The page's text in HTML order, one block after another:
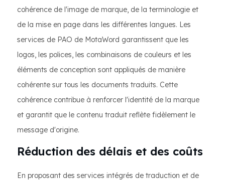
cohérence de l'image de marque, de la terminologie et
de la mise en page dans les différentes langues. Les
services de PAO de MotaWord garantissent que les
logos, les polices, les combinaisons de couleurs et les
éléments de conception sont appliqués de manière
cohérente sur tous les documents traduits. Cette
cohérence contribue à renforcer l'identité de la marque
et garantit que le contenu traduit reflète fidèlement le
message d'origine.
Réduction des délais et des coûts
En proposant des services intégrés de traduction et de